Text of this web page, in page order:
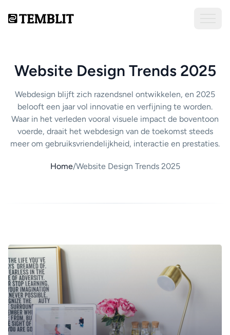
Website Design Trends 2025
Webdesign blijft zich razendsnel ontwikkelen, en 2025
belooft een jaar vol innovatie en verfijning te worden.
Waar in het verleden vooral visuele impact de boventoon
voerde, draait het webdesign van de toekomst steeds
meer om gebruiksvriendelijkheid, interactie en prestaties.
Home/Website Design Trends 2025